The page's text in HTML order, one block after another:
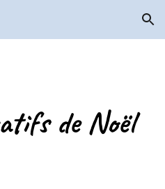
Skip to navigation
de Noël